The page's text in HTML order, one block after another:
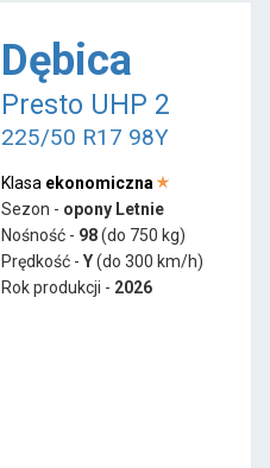
Dębica
Presto UHP 2
225/50 R17 98Y
Klasa ekonomiczna
Sezon - opony Letnie
Nośność - 98(do 750 kg)
Prędkość - Y(do 300 km/h)
Rok produkcji - 2026